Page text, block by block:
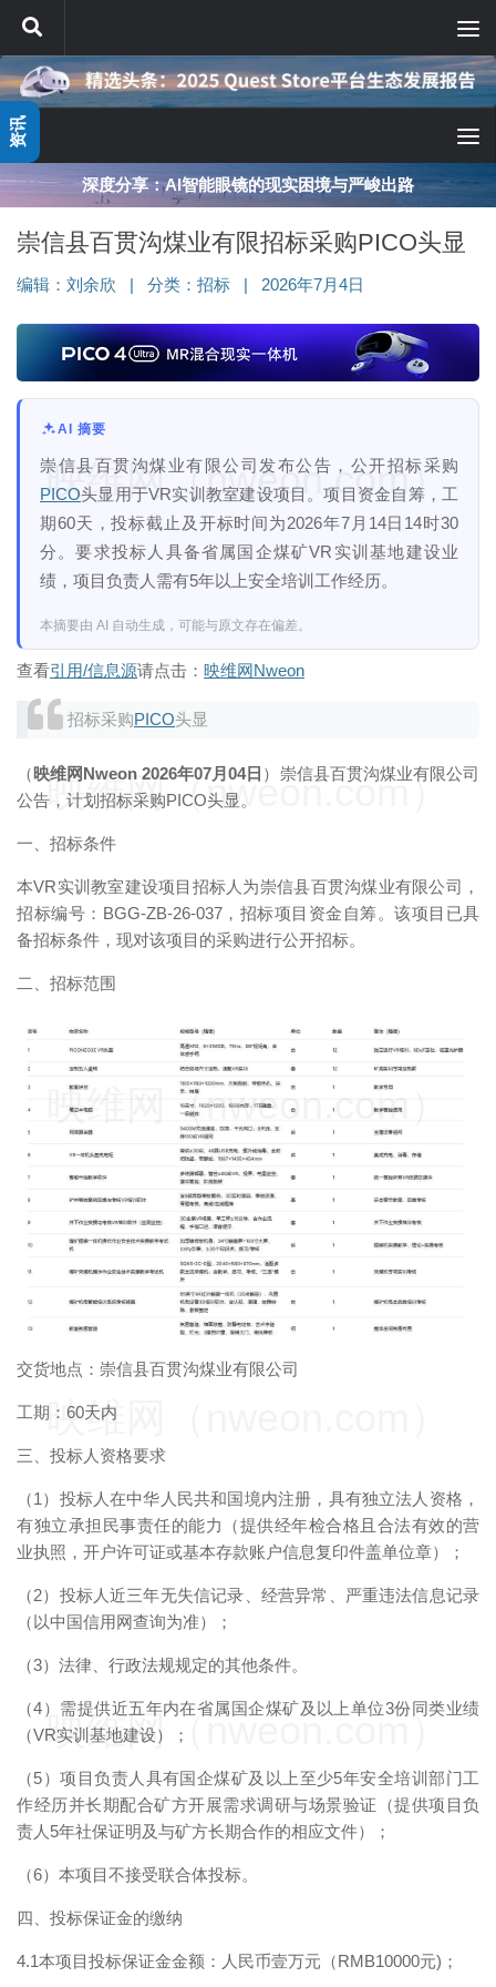
跳至内容
深度分享：AI智能眼镜的现实困境与严峻出路
崇信县百贯沟煤业有限招标采购PICO头显
编辑： 刘余欣 分类： 招标 2026年7月4日
AI 摘要
崇信县百贯沟煤业有限公司发布公告，公开招标采购
PICO头显用于VR实训教室建设项目。项目资金自筹，工
期60天，投标截止及开标时间为2026年7月14日14时30
分。要求投标人具备省属国企煤矿VR实训基地建设业
绩，项目负责人需有5年以上安全培训工作经历。
本摘要由 AI 自动生成，可能与原文存在偏差。
查看引用/信息源请点击： 映维网Nweon
招标采购PICO头显
（映维网Nweon 2026年07月04日 ）崇信县百贯沟煤业有限公司
公告，计划招标采购PICO头显。
一、招标条件
本VR实训教室建设项目招标人为崇信县百贯沟煤业有限公司，
招标编号：BGG-ZB-26-037，招标项目资金自筹。该项目已具
备招标条件，现对该项目的采购进行公开招标。
二、招标范围
交货地点：崇信县百贯沟煤业有限公司
工期：60天内
三、投标人资格要求
（1）投标人在中华人民共和国境内注册，具有独立法人资格，
有独立承担民事责任的能力（提供经年检合格且合法有效的营
业执照，开户许可证或基本存款账户信息复印件盖单位章）；
（2）投标人近三年无失信记录、经营异常、严重违法信息记录
（以中国信用网查询为准）；
（3）法律、行政法规规定的其他条件。
（4）需提供近五年内在省属国企煤矿及以上单位3份同类业绩
（VR实训基地建设）；
（5）项目负责人具有国企煤矿及以上至少5年安全培训部门工
作经历并长期配合矿方开展需求调研与场景验证（提供项目负
责人5年社保证明及与矿方长期合作的相应文件）；
（6）本项目不接受联合体投标。
四、投标保证金的缴纳
4.1本项目投标保证金金额：人民币壹万元（RMB10000元)；
映维网（nweon.com）
映维网（nweon.com）
映维网（nweon.com）
映维网（nweon.com）
映维网（nweon.com）
资讯